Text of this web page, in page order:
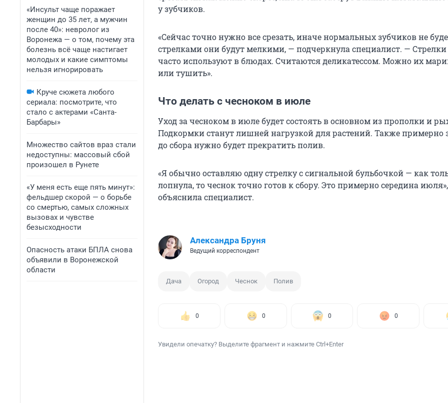
«Инсульт чаще поражает
женщин до 35 лет, а мужчин
после 40»: невролог из
Воронежа — о том, почему эта
болезнь всё чаще настигает
молодых и какие симптомы
нельзя игнорировать
Круче сюжета любого
сериала: посмотрите, что
стало с актерами «Санта-
Барбары»
Множество сайтов враз стали
недоступны: массовый сбой
произошел в Рунете
«У меня есть еще пять минут»:
фельдшер скорой — о борьбе
со смертью, самых сложных
вызовах и чувстве
безысходности
Опасность атаки БПЛА снова
объявили в Воронежской
области
у зубчиков.
«Сейчас точно нужно все срезать, иначе нормальных зубчиков не
стрелками они будут мелкими, — подчеркнула специалист. — Стрелки
часто используют в блюдах. Считаются деликатессом. Можно их
или тушить».
Что делать с чесноком в июле
Уход за чесноком в июле будет состоять в основном из прополки и
Подкормки станут лишней нагрузкой для растений. Также примерно
до сбора нужно будет прекратить полив.
«Я обычно оставляю одну стрелку с сигнальной бульбочкой — как
лопнула, то чеснок точно готов к сбору. Это примерно середина
объяснила специалист.
Александра Бруня
Ведущий корреспондент
Дача Огород Чеснок Полив
0 0 0 0
Увидели опечатку? Выделите фрагмент и нажмите Ctrl+Enter